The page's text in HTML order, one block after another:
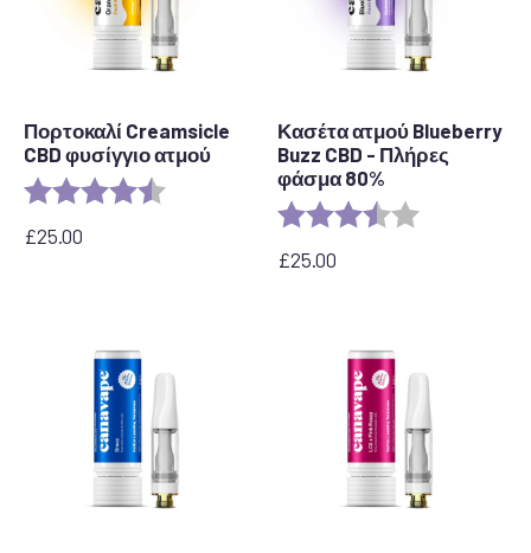
Πορτοκαλί Creamsicle
CBD φυσίγγιο ατμού
Αξιολόγηση: 4.2 out of 5 stars
£25.00
Κασέτα ατμού Blueberry
Buzz CBD - Πλήρες
φάσμα 80%
Αξιολόγηση:
£25.00